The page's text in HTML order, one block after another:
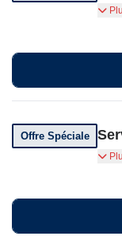
Offre Spéciale
247